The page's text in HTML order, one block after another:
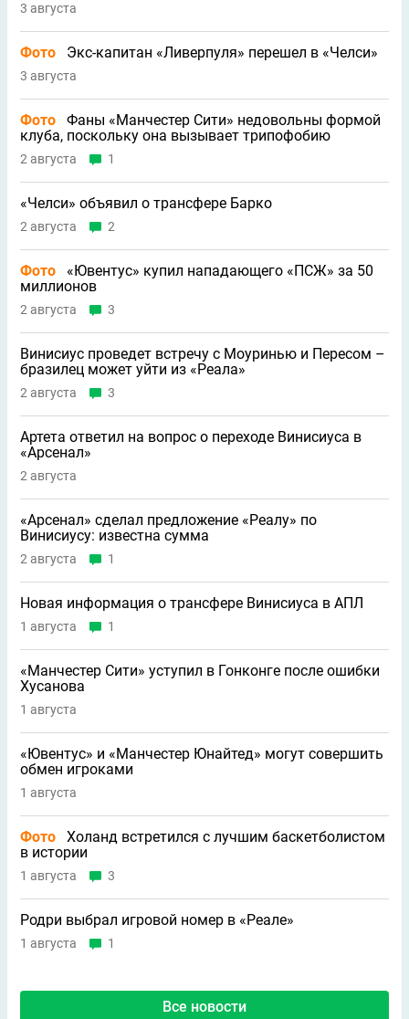
3 августа
Фото Экс-капитан «Ливерпуля» перешел в «Челси»
3 августа
Фото
Фаны «Манчестер Сити» недовольны формой
клуба, поскольку она вызывает трипофобию
2 августа 1
«Челси» объявил о трансфере Барко
2 августа 2
Фото
«Ювентус» купил нападающего «ПСЖ» за 50
миллионов
2 августа 3
Винисиус проведет встречу с Моуринью и Пересом –
бразилец может уйти из «Реала»
2 августа 3
Артета ответил на вопрос о переходе Винисиуса в
«Арсенал»
2 августа
«Арсенал» сделал предложение «Реалу» по
Винисиусу: известна сумма
2 августа 1
Новая информация о трансфере Винисиуса в АПЛ
1 августа 1
«Манчестер Сити» уступил в Гонконге после ошибки
Хусанова
1 августа
«Ювентус» и «Манчестер Юнайтед» могут совершить
обмен игроками
1 августа
Фото
Холанд встретился с лучшим баскетболистом
в истории
1 августа 3
Родри выбрал игровой номер в «Реале»
1 августа 1
Все новости